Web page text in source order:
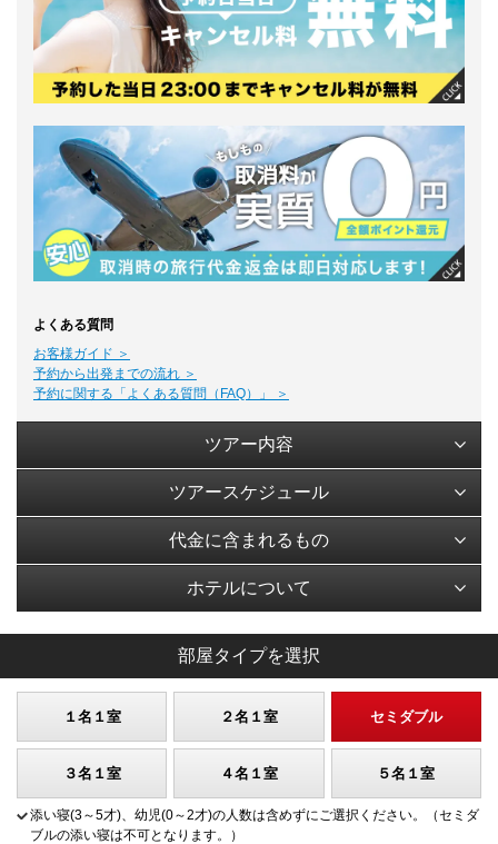
よくある質問
お客様ガイド ＞
予約から出発までの流れ ＞
予約に関する「よくある質問（FAQ）」 ＞
ツアー内容
ツアースケジュール
代金に含まれるもの
ホテルについて
部屋タイプを選択
１名１室 ２名１室 セミダブル
３名１室 ４名１室 ５名１室
添い寝(3～5才)、幼児(0～2才)の人数は含めずにご選択ください。（セミダ
ブルの添い寝は不可となります。）